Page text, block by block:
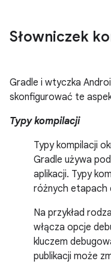
Słowniczek
Gradle i wtyczka
skonfigurować te
Typy kompilacji
Typy kompilacji
Gradle używa
aplikacji. Typy
różnych etapach
Na przykład
włącza opcje
kluczem
publikacji może